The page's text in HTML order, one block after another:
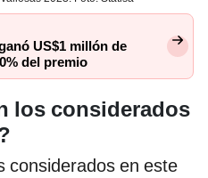
US$1 millón de
del premio
los considerados
considerados en este